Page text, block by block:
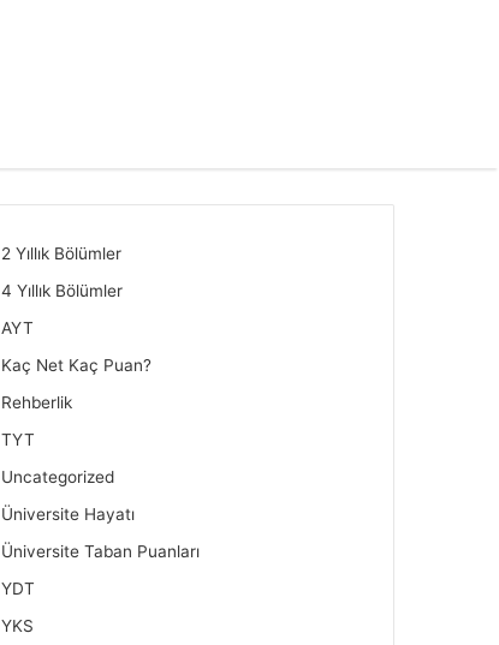
2 Yıllık Bölümler
4 Yıllık Bölümler
AYT
Kaç Net Kaç Puan?
Rehberlik
TYT
Uncategorized
Üniversite Hayatı
Üniversite Taban Puanları
YDT
YKS